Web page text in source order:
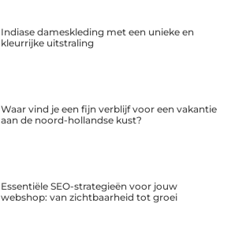
Indiase dameskleding met een unieke en
kleurrijke uitstraling
Waar vind je een fijn verblijf voor een vakantie
aan de noord-hollandse kust?
Essentiële SEO-strategieën voor jouw
webshop: van zichtbaarheid tot groei